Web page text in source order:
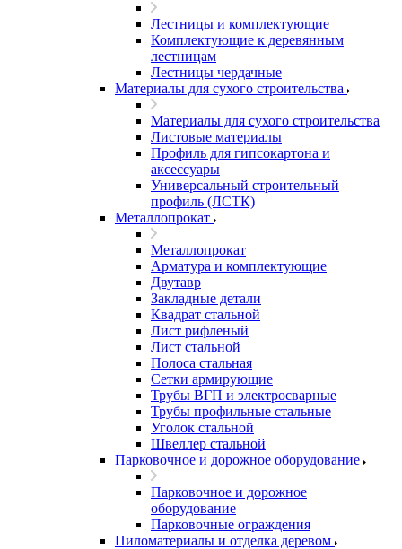
Лестницы и комплектующие
Комплектующие к деревянным
лестницам
Лестницы чердачные
Материалы для сухого строительства
Материалы для сухого строительства
Листовые материалы
Профиль для гипсокартона и
аксессуары
Универсальный строительный
профиль (ЛСТК)
Металлопрокат
Металлопрокат
Арматура и комплектующие
Двутавр
Закладные детали
Квадрат стальной
Лист рифленый
Лист стальной
Полоса стальная
Сетки армирующие
Трубы ВГП и электросварные
Трубы профильные стальные
Уголок стальной
Швеллер стальной
Парковочное и дорожное оборудование
Парковочное и дорожное
оборудование
Парковочные ограждения
Пиломатериалы и отделка деревом